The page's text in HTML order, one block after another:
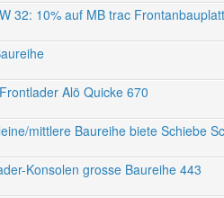
32: 10% auf MB trac
Alö Quicke 670
mittlere Baureihe biete Schiebe
Konsolen grosse Baureihe 443